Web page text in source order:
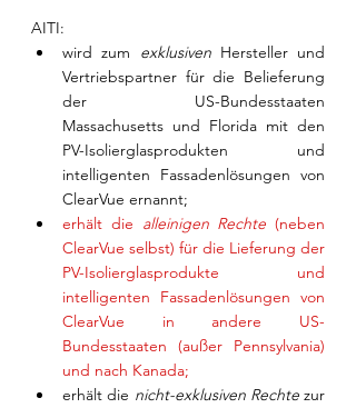
AITI:
wird zum exklusiven Hersteller und
Vertriebspartner für die Belieferung
der US-Bundesstaaten
Massachusetts und Florida mit den
PV-Isolierglasprodukten und
intelligenten Fassadenlösungen von
ClearVue ernannt;
erhält die alleinigen Rechte (neben
ClearVue selbst) für die Lieferung der
PV-Isolierglasprodukte und
intelligenten Fassadenlösungen von
ClearVue in andere US-
Bundesstaaten (außer Pennsylvania)
und nach Kanada;
erhält die nicht-exklusiven Rechte zur